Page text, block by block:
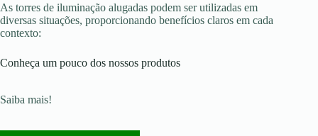
As torres de iluminação alugadas podem ser utilizadas em
diversas situações, proporcionando benefícios claros em cada
contexto:
Conheça um pouco dos nossos produtos
Saiba mais!